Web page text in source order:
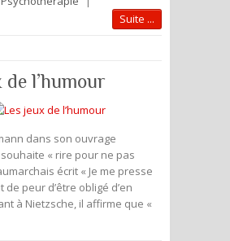
Suite ...
de l’humour
dans son ouvrage
souhaite « rire pour ne pas
écrit « Je me presse
de peur d’être obligé d’en
à Nietzsche, il affirme que «